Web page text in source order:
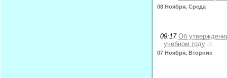
08 Ноября, Среда
09:17 Об
учебном году (0)
07 Ноября, Вторник